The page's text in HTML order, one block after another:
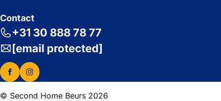
Contact
+31 30 888 78 77
[email protected]
© Second Home Beurs 2026